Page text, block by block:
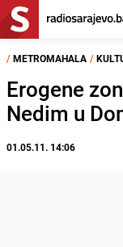
/ METROMAHALA /
Erogene
Nedim u
01.05.11. 14:06